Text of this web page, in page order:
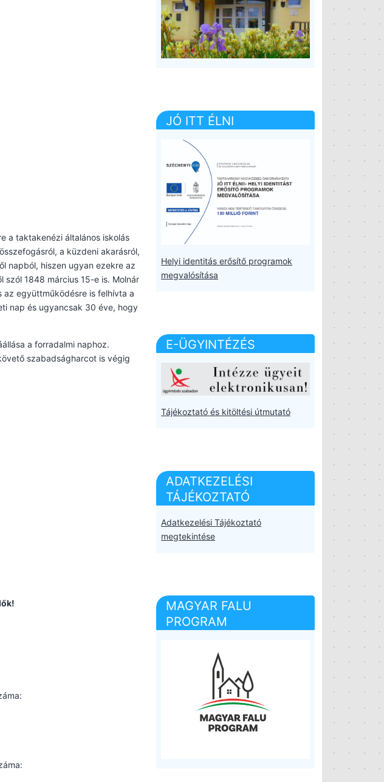
a taktakenézi általános iskolás
a küzdeni akarásról,
napból, hiszen ugyan ezekre az
szól 1848 március 15-e is. Molnár
az együttműködésre is felhívta a
nap és ugyancsak 30 éve, hogy
a forradalmi naphoz.
szabadságharcot is végig
JÓ ITT ÉLNI
Helyi identitás erősítő programok
megvalósítása
E-ÜGYINTÉZÉS
Tájékoztató és kitöltési útmutató
ADATKEZELÉSI
TÁJÉKOZTATÓ
Adatkezelési Tájékoztató
megtekintése
MAGYAR FALU
PROGRAM